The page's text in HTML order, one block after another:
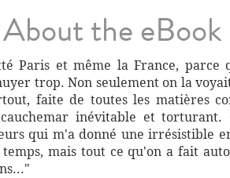
About the eBook
Paris et même la France, parce
trop. Non seulement on la
faite de toutes les matières
inévitable et torturant.
qui m'a donné une irrésistible
mais tout ce qu'on a fait